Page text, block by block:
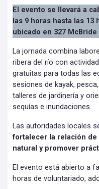
El evento se llevará a
las 9 horas hasta las
ubicado en 327 McBride
La jornada combina
ribera del río con
gratuitas para todas las
sesiones de kayak,
talleres de jardinería y
sequías e inundaciones.
Las autoridades locales
fortalecer la relación
natural y promover
El evento está abierto a
horas de voluntariado,